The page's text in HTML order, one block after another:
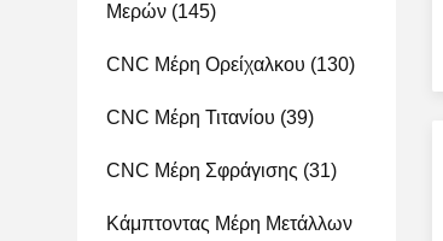
Μερών (145)
CNC Μέρη Ορείχαλκου (130)
CNC Μέρη Τιτανίου (39)
CNC Μέρη Σφράγισης (31)
Κάμπτοντας Μέρη Μετάλλων